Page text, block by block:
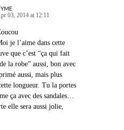
03, 2014 at 12:11
je l’aime dans cette
que c’est “ça qui fait
la robe” aussi, bon avec
aussi, mais plus
longueur. Tu la portes
ça avec des sandales…
elle sera aussi jolie,